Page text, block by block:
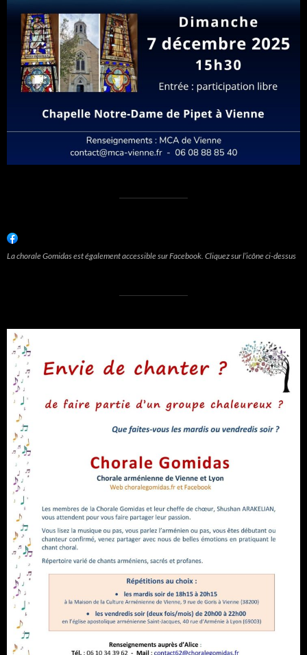
La chorale Gomidas est également accessible sur Facebook. Cliquez sur l’icône ci-dessus